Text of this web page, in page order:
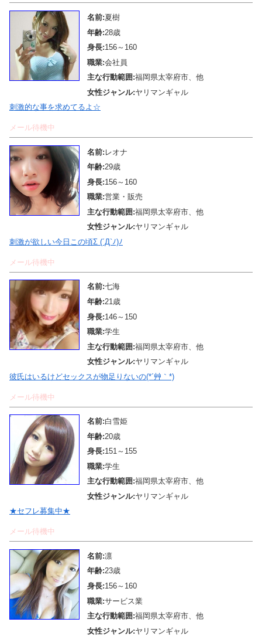
名前:夏樹
年齢:28歳
身長:156～160
職業:会社員
主な行動範囲:福岡県太宰府市、他
女性ジャンル:ヤリマンギャル
刺激的な事を求めてるよ☆
メール待機中
名前: レオナ
年齢:29歳
身長:156～160
職業:営業・販売
主な行動範囲:福岡県太宰府市、他
女性ジャンル:ヤリマンギャル
刺激が欲しい今日この頃Σ (´Д`ﾉ)ﾉ
メール待機中
名前:七海
年齢:21歳
身長:146～150
職業:学生
主な行動範囲:福岡県太宰府市、他
女性ジャンル:ヤリマンギャル
彼氏はいるけどセックスが物足りないの(*´艸｀*)
メール待機中
名前:白雪姫
年齢:20歳
身長:151～155
職業:学生
主な行動範囲:福岡県太宰府市、他
女性ジャンル:ヤリマンギャル
★セフレ募集中★
メール待機中
名前:凛
年齢:23歳
身長:156～160
職業:サービス業
主な行動範囲:福岡県太宰府市、他
女性ジャンル:ヤリマンギャル